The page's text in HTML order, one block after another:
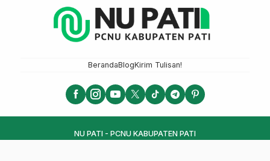
BerandaBlogKirim Tulisan!
NU PATI - PCNU KABUPATEN PATI